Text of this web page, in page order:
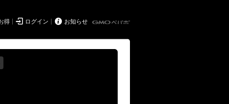
得  ログイン  お知らせ